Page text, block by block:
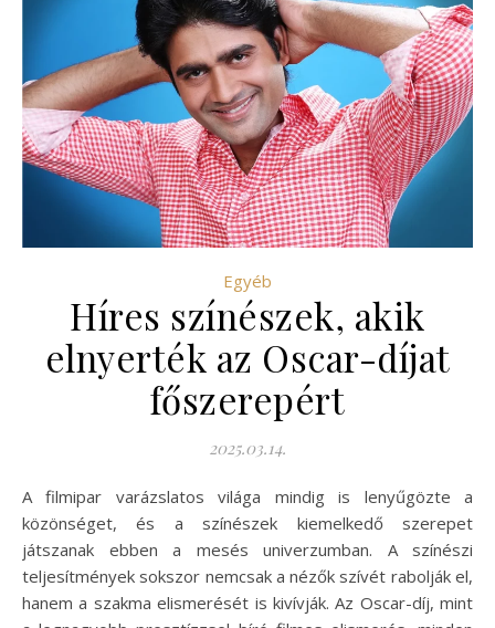
Egyéb
Híres színészek, akik
elnyerték az Oscar-díjat
főszerepért
2025.03.14.
A filmipar varázslatos világa mindig is lenyűgözte a
közönséget, és a színészek kiemelkedő szerepet
játszanak ebben a mesés univerzumban. A színészi
teljesítmények sokszor nemcsak a nézők szívét rabolják el,
hanem a szakma elismerését is kivívják. Az Oscar-díj, mint